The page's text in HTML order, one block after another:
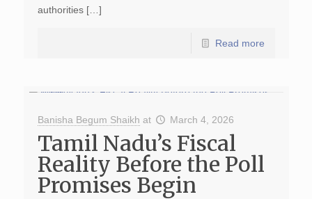
authorities […]
Read more
Banisha Begum Shaikh at March 4, 2026
Tamil Nadu’s Fiscal
Reality Before the Poll
Promises Begin